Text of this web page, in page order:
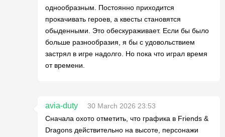
однообразным. Постоянно приходится
прокачивать героев, а квесты становятся
обыденными. Это обескураживает. Если бы было
больше разнообразия, я бы с удовольствием
застрял в игре надолго. Но пока что играл время
от времени.
avia-duty
30 March 2026 23:53
Сначала охото отметить, что графика в Friends &
Dragons действительно на высоте, персонажи